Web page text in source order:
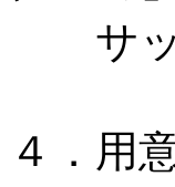
サッ
４．用